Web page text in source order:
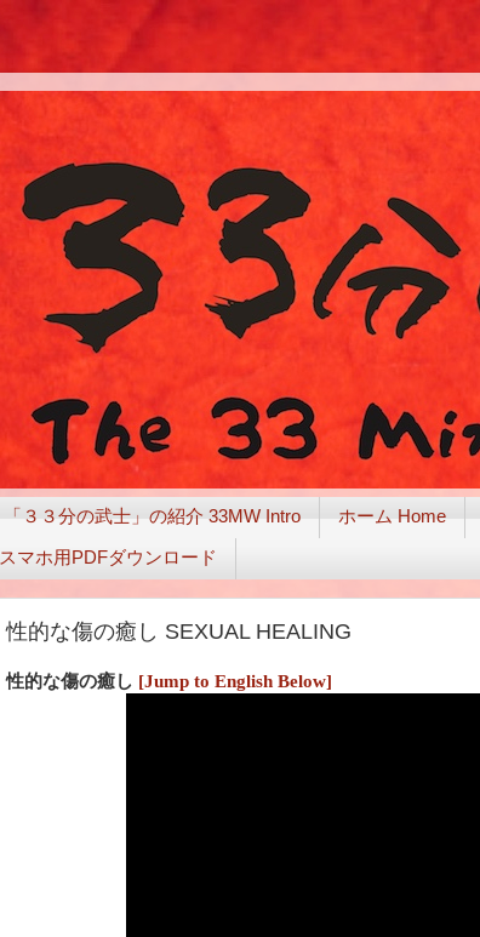
「３３分の武士」の紹介 33MW Intro ホーム Home
スマホ用PDFダウンロード
性的な傷の癒し SEXUAL HEALING
性的な傷の癒し [Jump to English Below]